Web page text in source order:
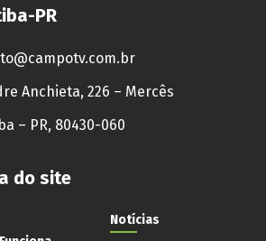
PR
Anchieta, 226 – Mercês
– PR, 80430-060
do site
Notícias